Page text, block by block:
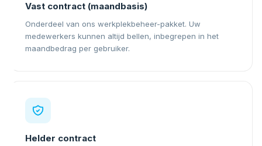
Vast contract (maandbasis)
Onderdeel van ons werkplekbeheer-pakket. Uw
medewerkers kunnen altijd bellen, inbegrepen in het
maandbedrag per gebruiker.
Helder contract